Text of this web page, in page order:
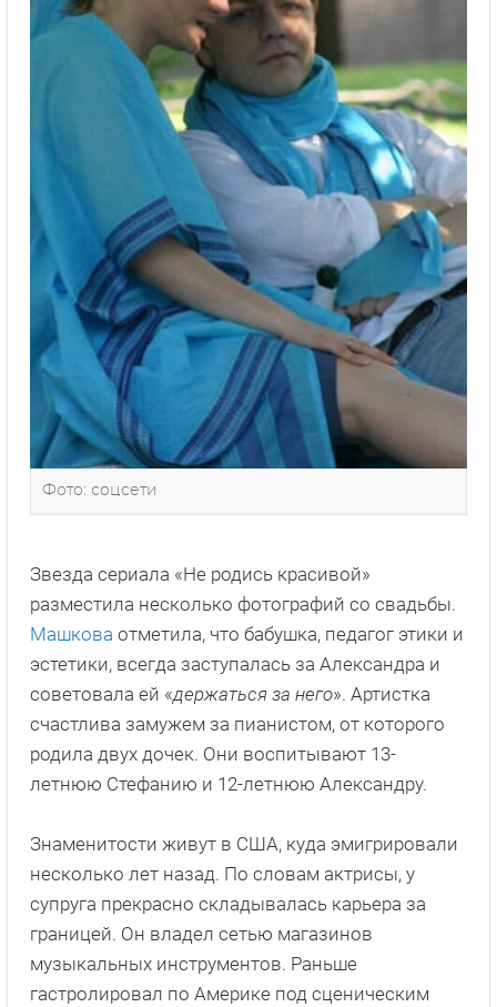
Фото: соцсети
Звезда сериала «Не родись красивой»
разместила несколько фотографий со свадьбы.
Машкова отметила, что бабушка, педагог этики и
эстетики, всегда заступалась за Александра и
советовала ей «держаться за него». Артистка
счастлива замужем за пианистом, от которого
родила двух дочек. Они воспитывают 13-
летнюю Стефанию и 12-летнюю Александру.
Знаменитости живут в США, куда эмигрировали
несколько лет назад. По словам актрисы, у
супруга прекрасно складывалась карьера за
границей. Он владел сетью магазинов
музыкальных инструментов. Раньше
гастролировал по Америке под сценическим